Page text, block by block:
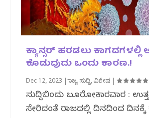
ಕ್ಯಾನ್ಸರ್ ಹರಡಲು ಕಾಗದಗಳಲ್ಲಿ
ಕೊಡುವುದು ಒಂದು ಕಾರಣ.!
Dec 12, 2023 |ರಾಜ್ಯ ಸುದ್ದಿ,ವಿಶೇಷ |
ಸುದ್ದಿಬಿಂದು ಬ್ಯೂರೋಕಾರವಾರ :
ಸೇರಿದಂತೆ ರಾಜ್ಯದಲ್ಲಿ ದಿನದಿಂದ ದಿನಕ್ಕೆ